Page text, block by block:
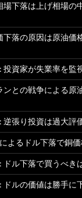
場下落は上げ相場の
下落の原因は原油価
投資家が失業率を監
ンとの戦争による原
逆張り投資は過大評
よるドル下落で銅
ドル下落で買うべき
ドルの価値は勝手